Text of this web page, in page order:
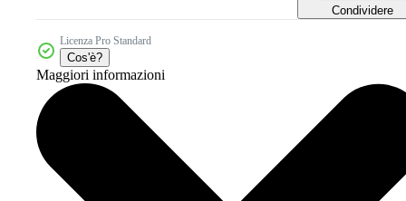
Condividere
Licenza Pro Standard
Cos'è?
Maggiori informazioni